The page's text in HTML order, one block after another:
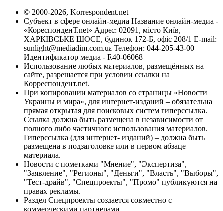
© 2000-2026, Korrespondent.net
Субъект в сфере онлайн-медиа Название онлайн-медиа -
«КореспонденТ.net» Адрес: 02091, місто Київ,
ХАРКІВСЬКЕ ШОСЕ, будинок 172-Б, офіс 208/1 E-mail:
sunlight@mediadim.com.ua Телефон: 044-205-43-00
Идентификатор медиа - R40-06068
Использование любых материалов, размещённых на
сайте, разрешается при условии ссылки на
Корреспондент.net.
При копировании материалов со страницы «Новости
Украины и мира», для интернет-изданий – обязательна
прямая открытая для поисковых систем гиперссылка.
Ссылка должна быть размещена в независимости от
полного либо частичного использования материалов.
Гиперссылка (для интернет- изданий) – должна быть
размещена в подзаголовке или в первом абзаце
материала.
Новости с пометками "Мнение", "Экспертиза",
"Заявление", "Регионы", "Деньги", "Власть", "Выборы",
"Тест-драйв", "Спецпроекты", "Промо" публикуются на
правах рекламы.
Раздел Спецпроекты создается совместно с
коммерческими партнерами.